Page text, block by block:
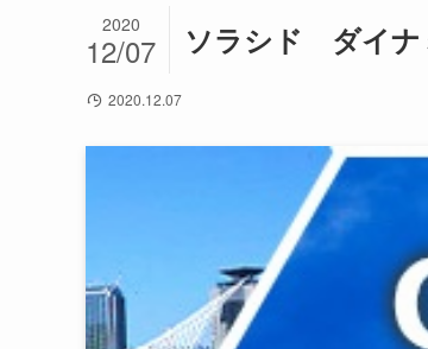
ソラシド ダイ
2020
12/07
2020.12.07